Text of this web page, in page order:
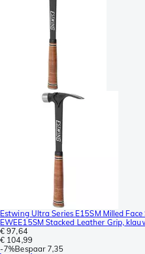
Estwing Ultra Series E15SM Milled
EWEE15SM Stacked Leather Grip,
€ 97,64
€ 104,99
-7%Bespaar7,35